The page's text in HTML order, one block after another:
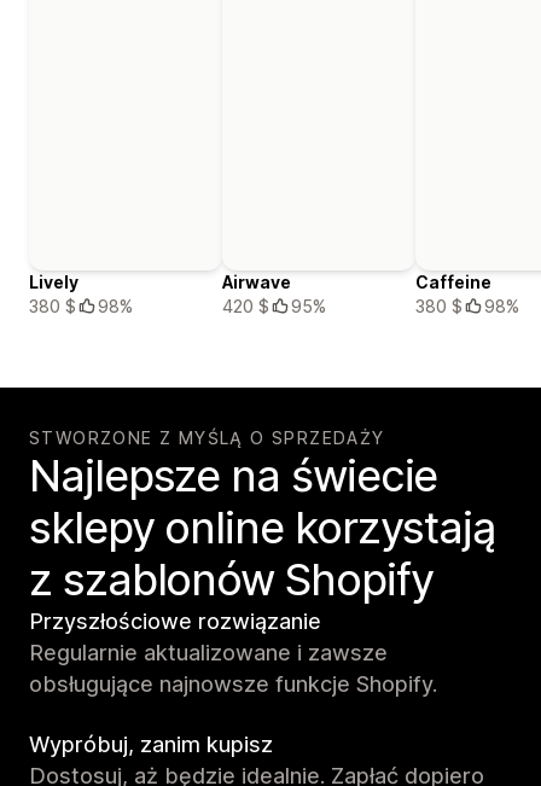
Lively
380 $
98%
Airwave
420 $
95%
Caffeine
380 $
98%
STWORZONE Z MYŚLĄ O SPRZEDAŻY
Najlepsze na świecie
sklepy online korzystają
z szablonów Shopify
Przyszłościowe rozwiązanie
Regularnie aktualizowane i zawsze
obsługujące najnowsze funkcje Shopify.
Wypróbuj, zanim kupisz
Dostosuj, aż będzie idealnie. Zapłać dopiero